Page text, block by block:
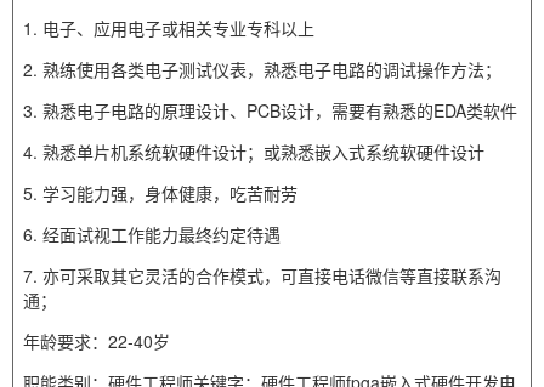
1. 电子、应用电子或相关专业专科以上
2. 熟练使用各类电子测试仪表，熟悉电子电路的调试操作方法；
3. 熟悉电子电路的原理设计、PCB设计，需要有熟悉的EDA类软件
4. 熟悉单片机系统软硬件设计；或熟悉嵌入式系统软硬件设计
5. 学习能力强，身体健康，吃苦耐劳
6. 经面试视工作能力最终约定待遇
7. 亦可采取其它灵活的合作模式，可直接电话微信等直接联系沟
通；
年龄要求：22-40岁
职能类别：硬件工程师关键字：硬件工程师fpga嵌入式硬件开发电